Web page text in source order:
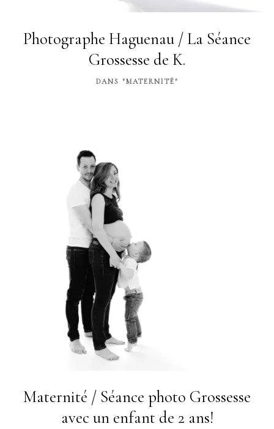
Photographe Haguenau / La Séance
Grossesse de K.
DANS "MATERNITÉ"
Maternité / Séance photo Grossesse
avec un enfant de 2 ans!